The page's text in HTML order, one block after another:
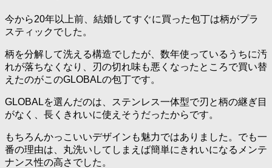
今から20年以上前、結婚してすぐに買った包丁は柄がプラ
スティックでした。
柄を分解して洗える構造でしたが、数年使っているうちに汚
れが落ちなくなり、刃の切れ味も悪くなったところで買い替
えたのがこのGLOBALの包丁です。
GLOBALを選んだのは、ステンレス一体型で刃と柄の継ぎ目
がなく、長くきれいに使えそうだったからです。
もちろんかっこいいデザインも魅力ではありました。でも一
番の理由は、丸洗いしてしまえば簡単にきれいになるメンテ
ナンス性の高さでした。